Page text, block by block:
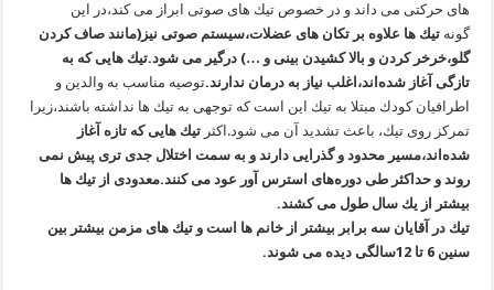
‌های حركتی می ‌داند و در خصوص تیك ‌های صوتی ابراز می ‌كند،در این
‌گونه تیك‌ ها علاوه بر تكان‌ های عضلات،سیستم صوتی نیز(مانند صاف كردن
گلو،خرخر كردن و بالا كشیدن بینی و …) درگیر می ‌شود.تیك‌ هایی كه به
تازگی آغاز شده‌اند،اغلب نیاز به درمان ندارند.توصیه مناسب به والدین و
اطرافیان كودك مبتلا به تیك این است كه توجهی به تیك ‌ها نداشته باشند،زیرا
تمركز روی تیك، باعث تشدید آن می‌ شود.اكثر تیك‌ هایی كه تازه آغاز
شده‌اند،مسیر محدود و گذرایی دارند و به سمت اختلال جدی ‌تری پیش نمی
‌روند و حداكثر طی دوره‌های استرس ‌آور عود می‌ كنند.معدودی از تیك‌ ها
بیشتر از یك ‌سال طول می ‌كشند.
تیك در آقایان سه‌ برابر بیشتر از خانم ها است و تیك‌ های مزمن بیشتر بین
سنین 6 تا 12سالگی دیده می ‌شوند.